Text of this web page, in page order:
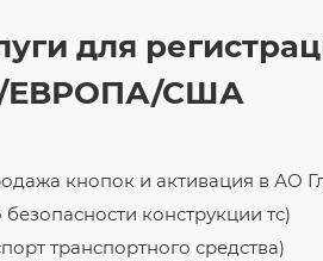
для
ЕВРОПА/США
кнопок и активация в АО
конструкции тс)
транспортного средства)